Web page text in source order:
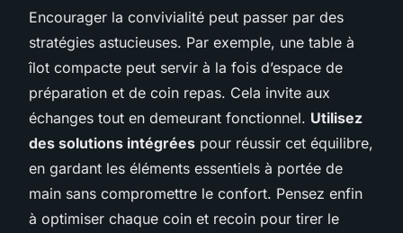
Encourager la convivialité peut passer par des
stratégies astucieuses. Par exemple, une table à
îlot compacte peut servir à la fois d’espace de
préparation et de coin repas. Cela invite aux
échanges tout en demeurant fonctionnel. Utilisez
des solutions intégrées pour réussir cet équilibre,
en gardant les éléments essentiels à portée de
main sans compromettre le confort. Pensez enfin
à optimiser chaque coin et recoin pour tirer le